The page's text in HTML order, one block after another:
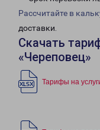
Рассчитайте в
доставки.
Скачать
«Череповец»
Тарифы на